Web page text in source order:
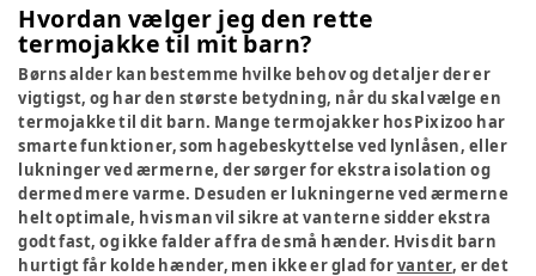
Hvordan vælger jeg den rette
termojakke til mit barn?
Børns alder kan bestemme hvilke behov og detaljer der er
vigtigst, og har den største betydning, når du skal vælge en
termojakke til dit barn. Mange termojakker hos Pixizoo har
smarte funktioner, som hagebeskyttelse ved lynlåsen, eller
lukninger ved ærmerne, der sørger for ekstra isolation og
dermed mere varme. Desuden er lukningerne ved ærmerne
helt optimale, hvis man vil sikre at vanterne sidder ekstra
godt fast, og ikke falder af fra de små hænder. Hvis dit barn
hurtigt får kolde hænder, men ikke er glad forvanter, er det